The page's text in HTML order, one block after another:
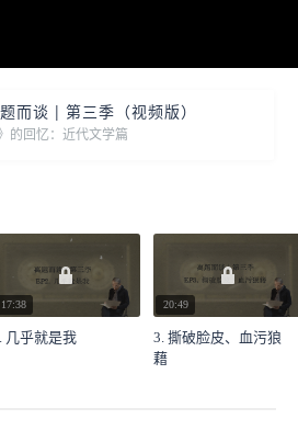
而谈 | 第三季（视频版）
的回忆：近代文学篇
17:38
几乎就是我
20:49
3. 撕破脸皮、血污狼
藉